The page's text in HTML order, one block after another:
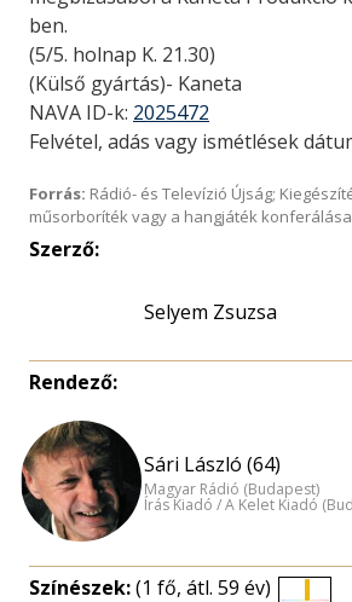
ben.
(5/5. holnap K. 21.30)
(Külső gyártás)- Kaneta
NAVA ID-k: 2025472
Felvétel, adás vagy ismétlések
Forrás: Rádió- és Televízió Újság;
műsorboríték vagy a hangjáték konferálása
Szerző:
Selyem Zsuzsa
Rendező:
Sári László (64)
Magyar Rádió (Budapest)
Írás Kiadó / A Kelet Kiadó
Színészek:(1 fő, átl. 59 év)